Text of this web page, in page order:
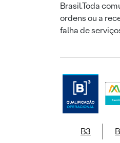
Brasil.Toda
ordens ou a
falha de
B3